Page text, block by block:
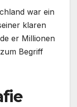
war ein
klaren
er Millionen
Begriff